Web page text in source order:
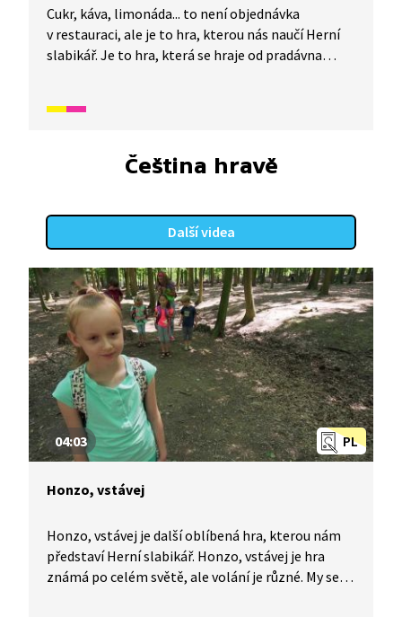
Cukr, káva, limonáda... to není objednávka
v restauraci, ale je to hra, kterou nás naučí Herní
slabikář. Je to hra, která se hraje od pradávna
Čeština hravě
Další videa
PL
04:03
Honzo, vstávej
Honzo, vstávej je další oblíbená hra, kterou nám
představí Herní slabikář. Honzo, vstávej je hra
známá po celém světě, ale volání je různé. My se